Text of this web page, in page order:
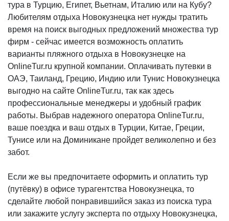
тура в Турцию, Египет, Вьетнам, Италию или на Кубу?
Любителям отдыха Новокузнецка нет нужды тратить
время на поиск выгодных предложений множества тур
фирм - сейчас имеется возможность оплатить
варианты пляжного отдыха в Новокузнецке на
OnlineTur.ru крупной компании. Оплачивать путевки в
ОАЭ, Таиланд, Грецию, Индию или Тунис Новокузнецка
выгодно на сайте OnlineTur.ru, так как здесь
профессиональные менеджеры и удобный график
работы. Выбрав надежного оператора OnlineTur.ru,
ваше поездка и ваш отдых в Турции, Китае, Греции,
Тунисе или на Доминикане пройдет великолепно и без
забот.
Если же вы предпочитаете оформить и оплатить тур
(путёвку) в офисе турагентства Новокузнецка, то
сделайте любой понравившийся заказ из поиска тура
или закажите услугу эксперта по отдыху Новокузнецка,